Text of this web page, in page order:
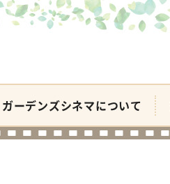
ガーデンズシネマについて